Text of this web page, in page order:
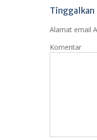
Tinggalkan
Alamat email
Komentar